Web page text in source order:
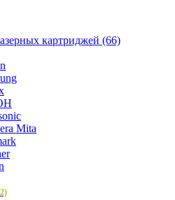
картриджей (66)
Mita